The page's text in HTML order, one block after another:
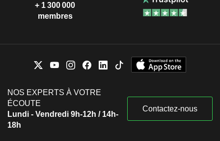
+ 1 300 000
membres
NOS EXPERTS À VOTRE
ÉCOUTE
Lundi - Vendredi 9h-12h / 14h-
18h
Contactez-nous